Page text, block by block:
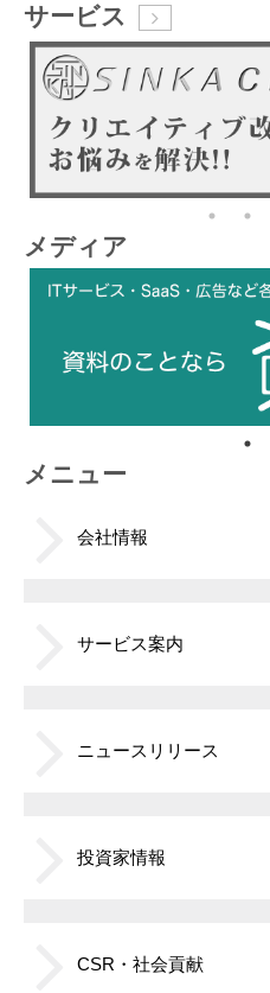
サービス
メディア
メニュー
会社情報
サービス案内
ニュースリリース
投資家情報
CSR・社会貢献